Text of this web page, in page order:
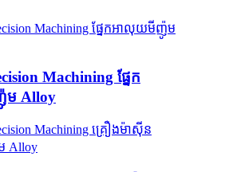
Machining ផ្នែក
Alloy